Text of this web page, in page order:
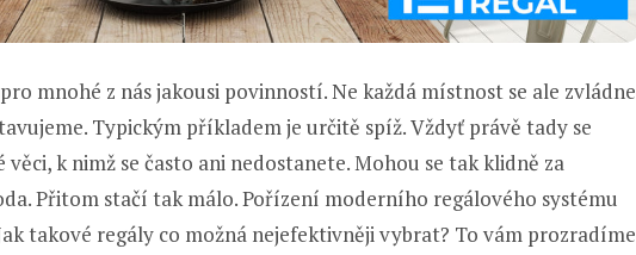
mnohé z nás jakousi povinností. Ne každá místnost se ale zvládne
Typickým příkladem je určitě spíž. Vždyť právě tady se
k nimž se často ani nedostanete. Mohou se tak klidně za
Přitom stačí tak málo. Pořízení moderního regálového systému
takové regály co možná nejefektivněji vybrat? To vám prozradíme